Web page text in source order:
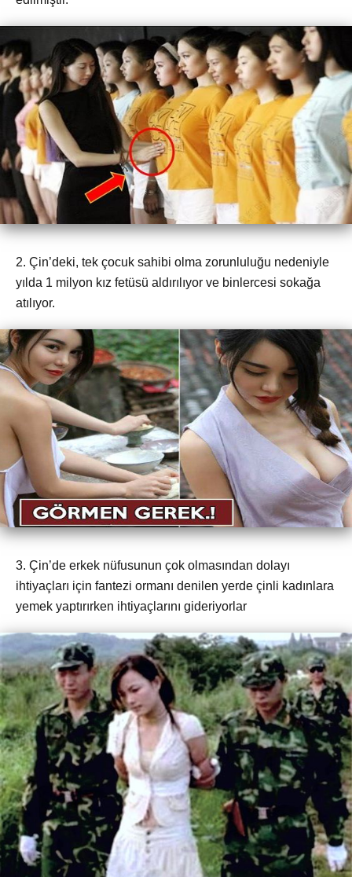
2. Çin’deki, tek çocuk sahibi olma zorunluluğu nedeniyle
yılda 1 milyon kız fetüsü aldırılıyor ve binlercesi sokağa
atılıyor.
3. Çin’de erkek nüfusunun çok olmasından dolayı
ihtiyaçları için fantezi ormanı denilen yerde çinli kadınlara
yemek yaptırırken ihtiyaçlarını gideriyorlar